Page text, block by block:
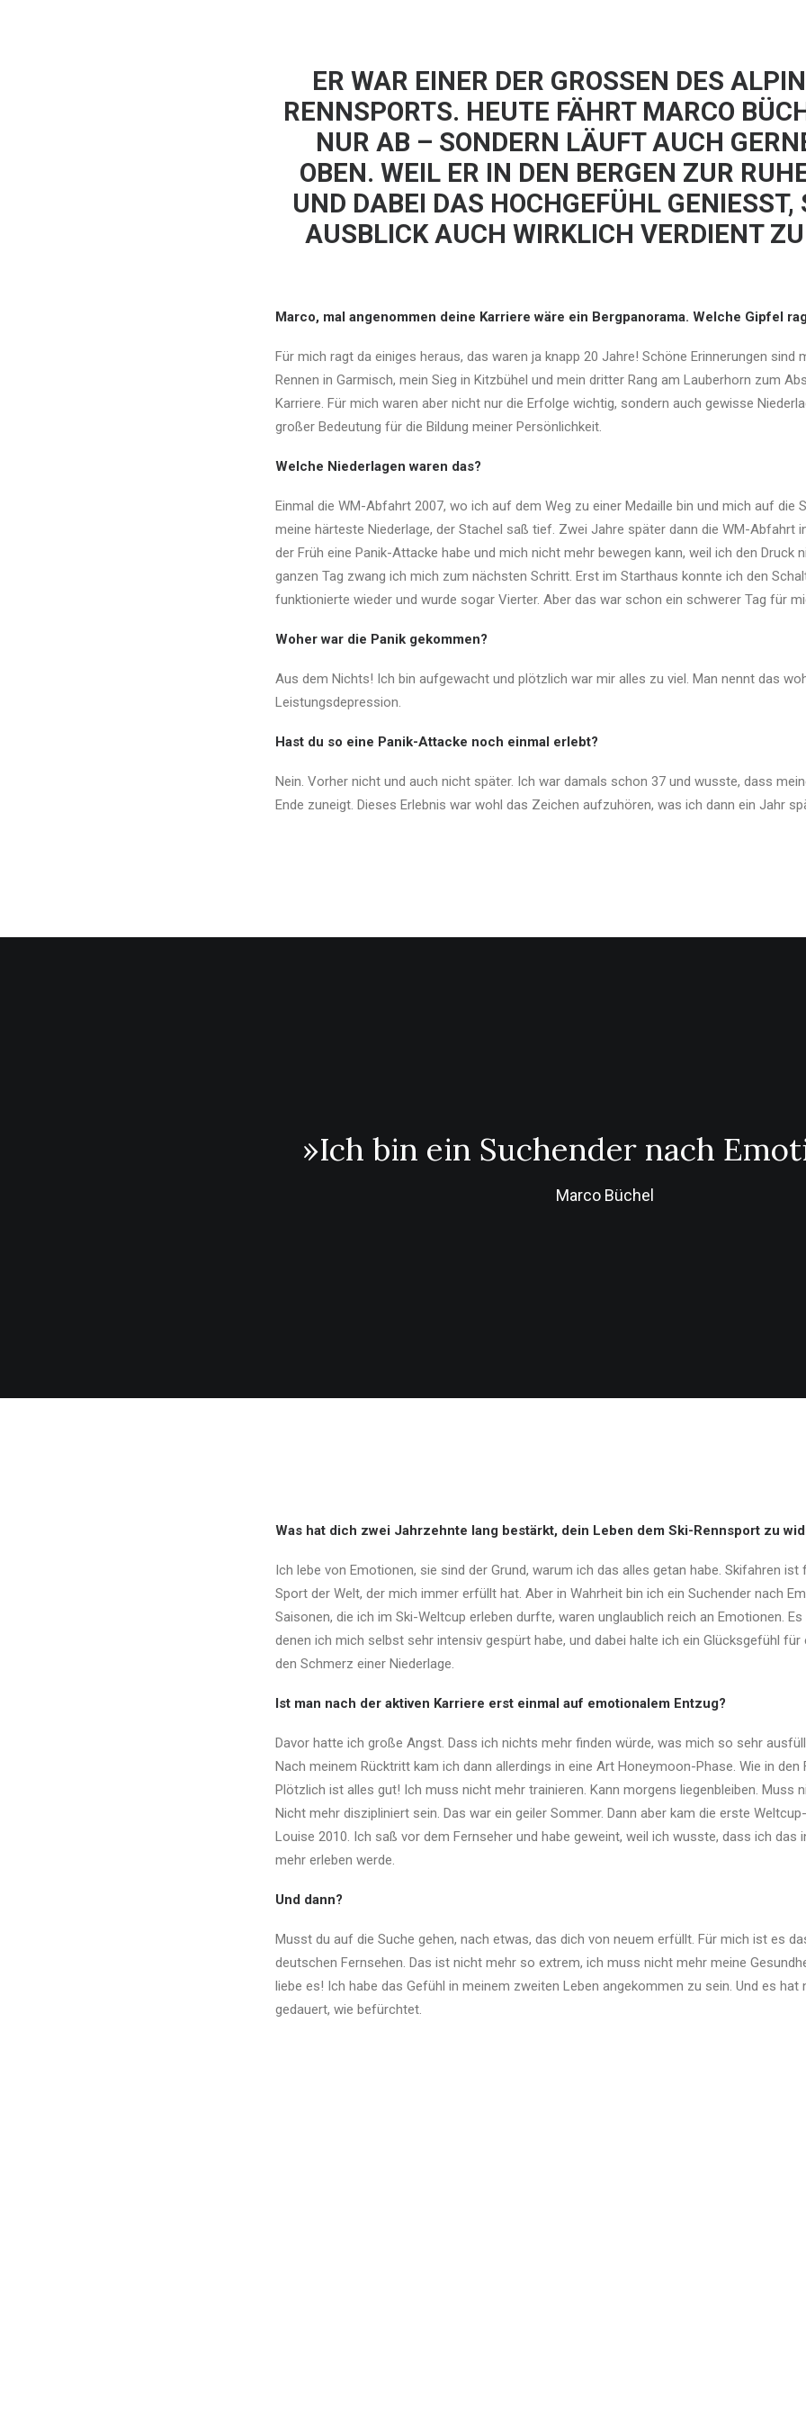
ER WAR EINER DER GROSSEN DES
RENNSPORTS. HEUTE FÄHRT MARCO
NUR AB – SONDERN LÄUFT AUCH
OBEN. WEIL ER IN DEN BERGEN ZUR
UND DABEI DAS HOCHGEFÜHL GENIESST,
AUSBLICK AUCH WIRKLICH VERDIENT
Marco, mal angenommen deine Karriere wäre ein Bergpanorama. Welche Gipfel
Für mich ragt da einiges heraus, das waren ja knapp 20 Jahre! Schöne Erinnerungen sind
Rennen in Garmisch, mein Sieg in Kitzbühel und mein dritter Rang am Lauberhorn zum
Karriere. Für mich waren aber nicht nur die Erfolge wichtig, sondern auch gewisse
großer Bedeutung für die Bildung meiner Persönlichkeit.
Welche Niederlagen waren das?
Einmal die WM-Abfahrt 2007, wo ich auf dem Weg zu einer Medaille bin und mich auf die
meine härteste Niederlage, der Stachel saß tief. Zwei Jahre später dann die WM-Abfahrt
der Früh eine Panik-Attacke habe und mich nicht mehr bewegen kann, weil ich den Druck
ganzen Tag zwang ich mich zum nächsten Schritt. Erst im Starthaus konnte ich den
funktionierte wieder und wurde sogar Vierter. Aber das war schon ein schwerer Tag für
Woher war die Panik gekommen?
Aus dem Nichts! Ich bin aufgewacht und plötzlich war mir alles zu viel. Man nennt das
Leistungsdepression.
Hast du so eine Panik-Attacke noch einmal erlebt?
Nein. Vorher nicht und auch nicht später. Ich war damals schon 37 und wusste, dass
Ende zuneigt. Dieses Erlebnis war wohl das Zeichen aufzuhören, was ich dann ein Jahr
»Ich bin ein Suchender nach
Marco Büchel
Was hat dich zwei Jahrzehnte lang bestärkt, dein Leben dem Ski-Rennsport zu
Ich lebe von Emotionen, sie sind der Grund, warum ich das alles getan habe. Skifahren
Sport der Welt, der mich immer erfüllt hat. Aber in Wahrheit bin ich ein Suchender nach
Saisonen, die ich im Ski-Weltcup erleben durfte, waren unglaublich reich an Emotionen.
denen ich mich selbst sehr intensiv gespürt habe, und dabei halte ich ein Glücksgefühl
den Schmerz einer Niederlage.
Ist man nach der aktiven Karriere erst einmal auf emotionalem Entzug?
Davor hatte ich große Angst. Dass ich nichts mehr finden würde, was mich so sehr
Nach meinem Rücktritt kam ich dann allerdings in eine Art Honeymoon-Phase. Wie in den
Plötzlich ist alles gut! Ich muss nicht mehr trainieren. Kann morgens liegenbleiben. Muss
Nicht mehr diszipliniert sein. Das war ein geiler Sommer. Dann aber kam die erste
Louise 2010. Ich saß vor dem Fernseher und habe geweint, weil ich wusste, dass ich das
mehr erleben werde.
Und dann?
Musst du auf die Suche gehen, nach etwas, das dich von neuem erfüllt. Für mich ist es
deutschen Fernsehen. Das ist nicht mehr so extrem, ich muss nicht mehr meine
liebe es! Ich habe das Gefühl in meinem zweiten Leben angekommen zu sein. Und es hat
gedauert, wie befürchtet.